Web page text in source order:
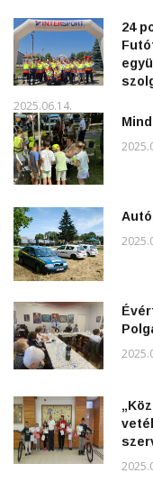
24
2025.06.14.